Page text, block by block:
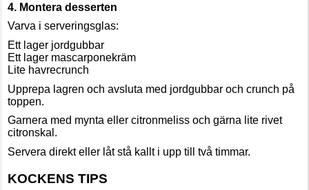
4. Montera desserten
Varva i serveringsglas:
Ett lager jordgubbar
Ett lager mascarponekräm
Lite havrecrunch
Upprepa lagren och avsluta med jordgubbar och crunch på
toppen.
Garnera med mynta eller citronmeliss och gärna lite rivet
citronskal.
Servera direkt eller låt stå kallt i upp till två timmar.
KOCKENS TIPS